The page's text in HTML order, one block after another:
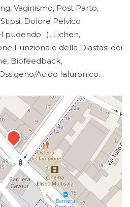
Vaginismo, Post Parto,
Dolore Pelvico
pudendo…), Lichen,
Funzionale della Diastasi dei
Biofeedback,
Acido Ialuronico.